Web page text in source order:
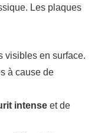
Les plaques
visibles en surface.
à cause de
intense et de